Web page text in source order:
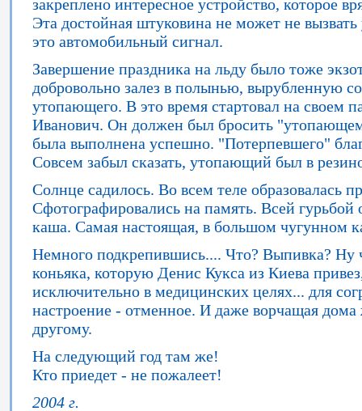
закреплено интересное устройство, которое
Эта достойная штуковина не может не
это автомобильный сигнал.
Завершение праздника на льду было тоже
добровольно залез в полынью, вырубленную
утопающего. В это время стартовал на своем
Иванович. Он должен был бросить
была выполнена успешно. "Потерпевшего"
Совсем забыл сказать, утопающий был в
Солнце садилось. Во всем теле образовалась
Сфотографировались на память. Всей гурьбой
каша. Самая настоящая, в большом чугунном
Немного подкрепившись.... Что? Выпивка? Ну
коньяка, которую Денис Кукса из Киева
исключительно в медицинских целях... для
настроение - отменное. И даже ворчащая
другому.
На следующий год там же!
Кто приедет - не пожалеет!
2004 г.